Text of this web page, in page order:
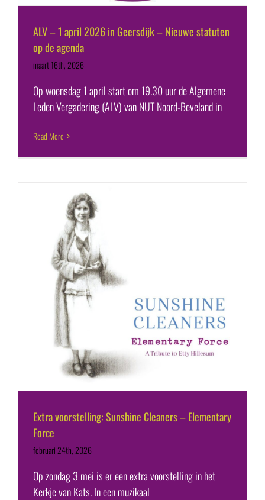
ALV – 1 april 2026 in Geersdijk – Nieuwe statuten
op de agenda
maart 16th, 2026
Op woensdag 1 april start om 19.30 uur de Algemene
Leden Vergadering (ALV) van NUT Noord-Beveland in
Read More
Extra voorstelling: Sunshine Cleaners – Elementary
Force
februari 24th, 2026
Op zondag 3 mei is er een extra voorstelling in het
Kerkje van Kats. In een muzikaal